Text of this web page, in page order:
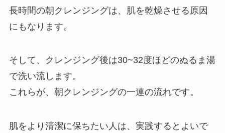
長時間の朝クレンジングは、肌を乾燥させる原因
にもなります。
そして、クレンジング後は30~32度ほどのぬるま湯
で洗い流します。
これらが、朝クレンジングの一連の流れです。
肌をより清潔に保ちたい人は、実践するとよいで